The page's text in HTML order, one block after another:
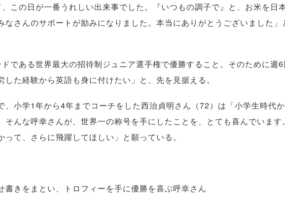
この日が一番うれしい出来事でした。『いつもの調子で』と、お米を日
さんのサポートが励みになりました。本当にありがとうございました」
である世界最大の招待制ジュニア選手権で優勝すること。そのために週
た経験から英語も身に付けたい」と、先を見据える。
小学1年から4年までコーチをした西治貞明さん（72）は「小学生時代
んな呼幸さんが、世界一の称号を手にしたことを、とても喜んでいます
て、さらに飛躍してほしい」と願っている。
書きをまとい、トロフィーを手に優勝を喜ぶ呼幸さん